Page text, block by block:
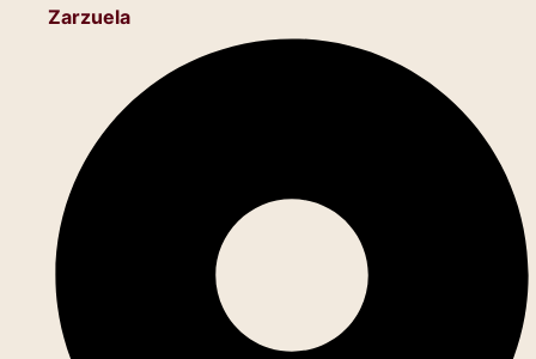
Zarzuela